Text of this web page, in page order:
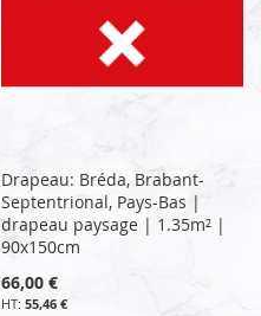
Drapeau: Bréda, Brabant-
Septentrional, Pays-Bas |
drapeau paysage | 1.35m² |
90x150cm
66,00 €
55,46 €